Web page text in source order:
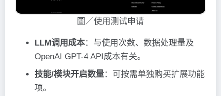
圖／使用测试申请
LLM调用成本：与使用次数、数据处理量及
OpenAI GPT-4 API成本有关。
技能/模块开启数量：可按需单独购买扩展功能
项。